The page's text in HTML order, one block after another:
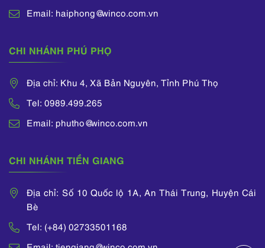
Email: haiphong@winco.com.vn
CHI NHÁNH PHÚ PHỌ
Địa chỉ: Khu 4, Xã Bản Nguyên, Tỉnh Phú Thọ
Tel: 0989.499.265
Email: phutho@winco.com.vn
CHI NHÁNH TIỀN GIANG
Địa chỉ: Số 10 Quốc lộ 1A, An Thái Trung, Huyện Cái
Bè
Tel: (+84) 02733501168